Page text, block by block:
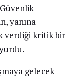
yanına
verdiği kritik bir
gelecek